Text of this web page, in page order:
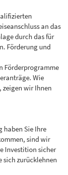
an das
durch das für
Förderung und
Förderprogramme
Wie
wir Ihnen
haben Sie Ihre
sind wir
Investition sicher
sich zurücklehnen